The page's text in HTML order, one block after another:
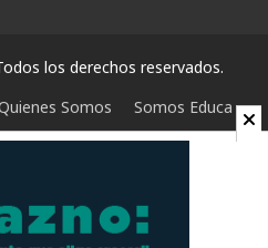
los derechos reservados.
Somos Somos Educa